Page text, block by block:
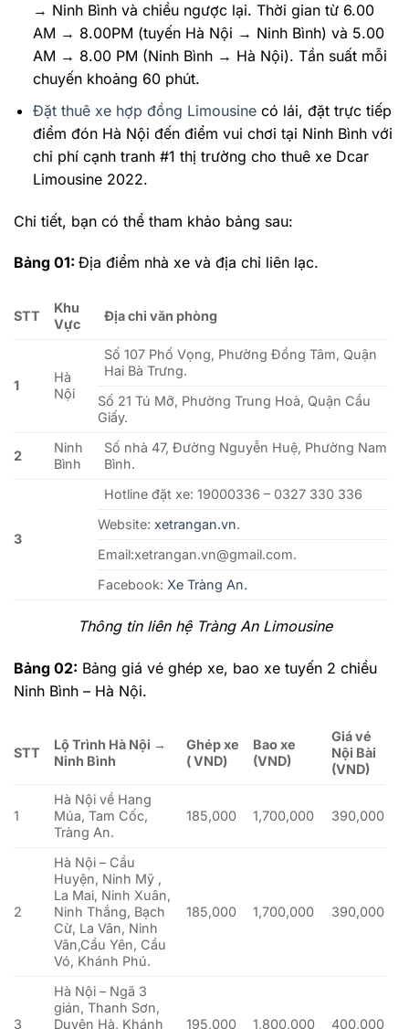
→ Ninh Bình và chiều ngược lại. Thời gian từ 6.00
AM → 8.00PM (tuyến Hà Nội → Ninh Bình) và 5.00
AM → 8.00 PM (Ninh Bình → Hà Nội). Tần suất mỗi
chuyến khoảng 60 phút.
Đặt thuê xe hợp đồng Limousinecó lái, đặt trực tiếp
điểm đón Hà Nội đến điểm vui chơi tại Ninh Bình với
chi phí cạnh tranh #1 thị trường cho thuê xe Dcar
Limousine 2022.
Chi tiết, bạn có thể tham khảo bảng sau:
Bảng 01: Địa điểm nhà xe và địa chỉ liên lạc.
STT
Khu
Vực
Địa chỉ văn phòng
1
Hà
Nội
Số 107 Phố Vọng, Phường Đồng Tâm, Quận
Hai Bà Trưng.
Số 21 Tú Mỡ, Phường Trung Hoà, Quận Cầu
Giấy.
2
Ninh
Bình
Số nhà 47, Đường Nguyễn Huệ, Phường Nam
Bình.
3
Hotline đặt xe: 19000336 – 0327 330 336
Website: xetrangan.vn.
Email:xetrangan.vn@gmail.com.
Facebook: Xe Tràng An.
Thông tin liên hệ Tràng An Limousine
Bảng 02: Bảng giá vé ghép xe, bao xe tuyến 2 chiều
Ninh Bình – Hà Nội.
STT
Lộ Trình Hà Nội →
Ninh Bình
Ghép xe
( VND)
Bao xe
(VND)
Giá vé
Nội Bài
(VND)
1
Hà Nội về Hang
Múa, Tam Cốc,
Tràng An.
185,000 1,700,000 390,000
2
Hà Nội – Cầu
Huyện, Ninh Mỹ ,
La Mai, Ninh Xuân,
Ninh Thắng, Bạch
Cừ, La Vân, Ninh
Vân,Cầu Yên, Cầu
Vó, Khánh Phú.
185,000 1,700,000 390,000
3
Hà Nội – Ngã 3
gián, Thanh Sơn,
Duyên Hà, Khánh
195,000 1,800,000 400,000